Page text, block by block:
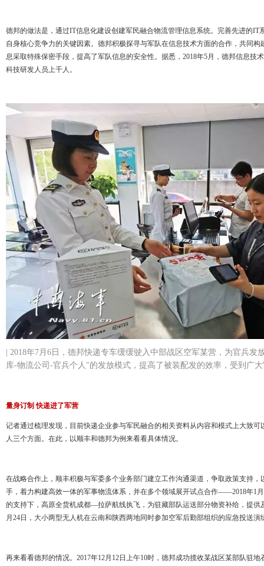
德邦的做法是，通过IT信息化建设创建军民融合物流管理信息系统。完善先进的IT
自身核心竞争力的关键因素。德邦积极探寻与军队在信息技术方面的合作，共同
息采取特殊保密手段，提高了军队信息的安全性。据悉，2018年5月，德邦信息技
科技研发人员上千人。
| 2018年7月6日，德邦快递专车缓缓驶入中部战区空军某营，为官兵
库-物流公司-官兵个人"的发放模式，提高了被装配发的效率，受到广
量身订制 快递进了军营
记者通过梳理发现，目前快递企业参与军民融合的相关资料从内容和模式上大致
人三个方面。在此，以顺丰和德邦为例来看看具体情况。
在战略合作上，顺丰积极与军委多个业务部门建立工作沟通渠道，争取政策支持
手，着力构建高效一体的军事物流体系，并在多个领域展开试点合作——2018年1
的支持下，高原全货机成都—拉萨航线执飞，为驻藏部队运送部分物资补给，提供
月24日，大小两型无人机在云南和陕西两地同时参加空军后勤部组织的应急投送演
再来看看德邦的情况。2017年12月12日上午10时，德邦成功揽收某战区某部队驻